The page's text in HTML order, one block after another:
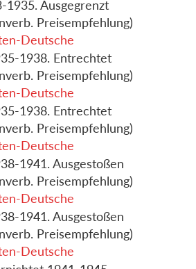
1935. Ausgegrenzt
Preisempfehlung)
Deutsche
1938. Entrechtet
Preisempfehlung)
Deutsche
1938. Entrechtet
Preisempfehlung)
Deutsche
1941. Ausgestoßen
Preisempfehlung)
Deutsche
1941. Ausgestoßen
Preisempfehlung)
Deutsche